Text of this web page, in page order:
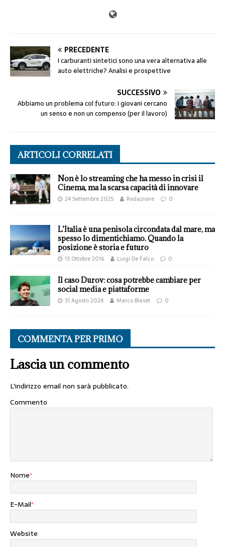
PRECEDENTE
I carburanti sintetici sono una vera alternativa alle
auto elettriche? Analisi e prospettive
SUCCESSIVO
Abbiamo un problema col futuro: i giovani cercano
un senso e non un compenso (per il lavoro)
ARTICOLI CORRELATI
Non è lo streaming che ha messo in crisi il
Cinema, ma la scarsa capacità di innovare
24 Settembre 2025 Redazione 0
L’Italia è una penisola circondata dal mare, ma
spesso lo dimentichiamo. Quando la
posizione è storia e futuro
15 Ottobre 2016 Luigi De Falco 0
Il caso Durov: cosa potrebbe cambiare per
social media e piattaforme
31 Agosto 2024 Marco Blaset 0
COMMENTA PER PRIMO
Lascia un commento
L'indirizzo email non sarà pubblicato.
Commento
Nome*
E-Mail*
Website